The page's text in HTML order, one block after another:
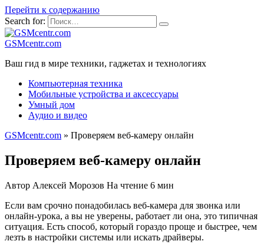
Перейти к содержанию
Search for:
GSMcentr.com
Ваш гид в мире техники, гаджетах и технологиях
Компьютерная техника
Мобильные устройства и аксессуары
Умный дом
Аудио и видео
GSMcentr.com » Проверяем веб-камеру онлайн
Проверяем веб-камеру онлайн
Автор Алексей Морозов На чтение 6 мин
Если вам срочно понадобилась веб-камера для звонка или
онлайн-урока, а вы не уверены, работает ли она, это типичная
ситуация. Есть способ, который гораздо проще и быстрее, чем
лезть в настройки системы или искать драйверы.